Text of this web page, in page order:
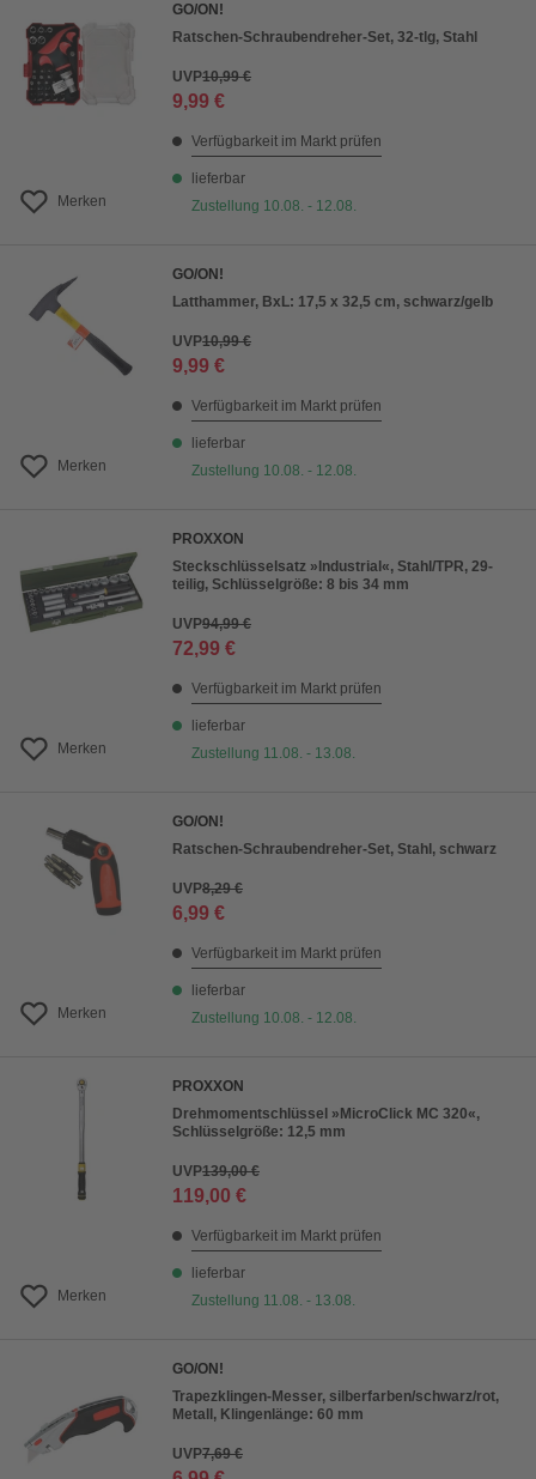
Merken
GO/ON!
Ratschen-Schraubendreher-Set, 32-tlg, Stahl
UVP10,99 €
9,99 €
Verfügbarkeit im Markt prüfen
lieferbar
Zustellung 10.08. - 12.08.
Merken
GO/ON!
Latthammer, BxL: 17,5 x 32,5 cm, schwarz/gelb
UVP10,99 €
9,99 €
Verfügbarkeit im Markt prüfen
lieferbar
Zustellung 10.08. - 12.08.
Merken
PROXXON
Steckschlüsselsatz »Industrial«, Stahl/TPR, 29-
teilig, Schlüsselgröße: 8 bis 34 mm
UVP94,99 €
72,99 €
Verfügbarkeit im Markt prüfen
lieferbar
Zustellung 11.08. - 13.08.
Merken
GO/ON!
Ratschen-Schraubendreher-Set, Stahl, schwarz
UVP8,29 €
6,99 €
Verfügbarkeit im Markt prüfen
lieferbar
Zustellung 10.08. - 12.08.
Merken
PROXXON
Drehmomentschlüssel »MicroClick MC 320«,
Schlüsselgröße: 12,5 mm
UVP139,00 €
119,00 €
Verfügbarkeit im Markt prüfen
lieferbar
Zustellung 11.08. - 13.08.
GO/ON!
Trapezklingen-Messer, silberfarben/schwarz/rot,
Metall, Klingenlänge: 60 mm
UVP7,69 €